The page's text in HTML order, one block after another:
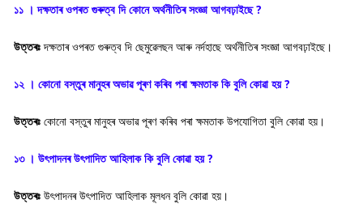
১১ । দক্ষতাৰ ওপৰত গুৰুত্ব দি কোনে অর্থনীতিৰ সংজ্ঞা আগবঢ়াইছে ?
উত্তৰঃদক্ষতাৰ ওপৰত গুৰুত্ব দি ছেমুৱেলছন আৰু নৰ্দহাছে অৰ্থনীতিৰ সংজ্ঞা আগবঢ়াইছে।
১২ । কোনাে বস্তুৰ মানুহৰ অভাৱ পূৰণ কৰিব পৰা ক্ষমতাক কি বুলি কোৱা হয় ?
উত্তৰঃ কোনো বস্তুৰ মানুহৰ অভাৱ পূৰণ কৰিব পৰা ক্ষমতাক উপযোগিতা বুলি কোৱা হয়।
১৩ । উৎপাদনৰ উৎপাদিত আহিলাক কি বুলি কোৱা হয় ?
উত্তৰঃ উৎপাদনৰ উৎপাদিত আহিলাক মূলধন বুলি কোৱা হয়।